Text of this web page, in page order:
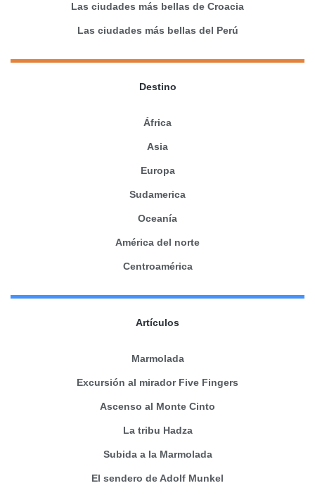
Las ciudades más bellas de Croacia
Las ciudades más bellas del Perú
Destino
África
Asia
Europa
Sudamerica
Oceanía
América del norte
Centroamérica
Artículos
Marmolada
Excursión al mirador Five Fingers
Ascenso al Monte Cinto
La tribu Hadza
Subida a la Marmolada
El sendero de Adolf Munkel